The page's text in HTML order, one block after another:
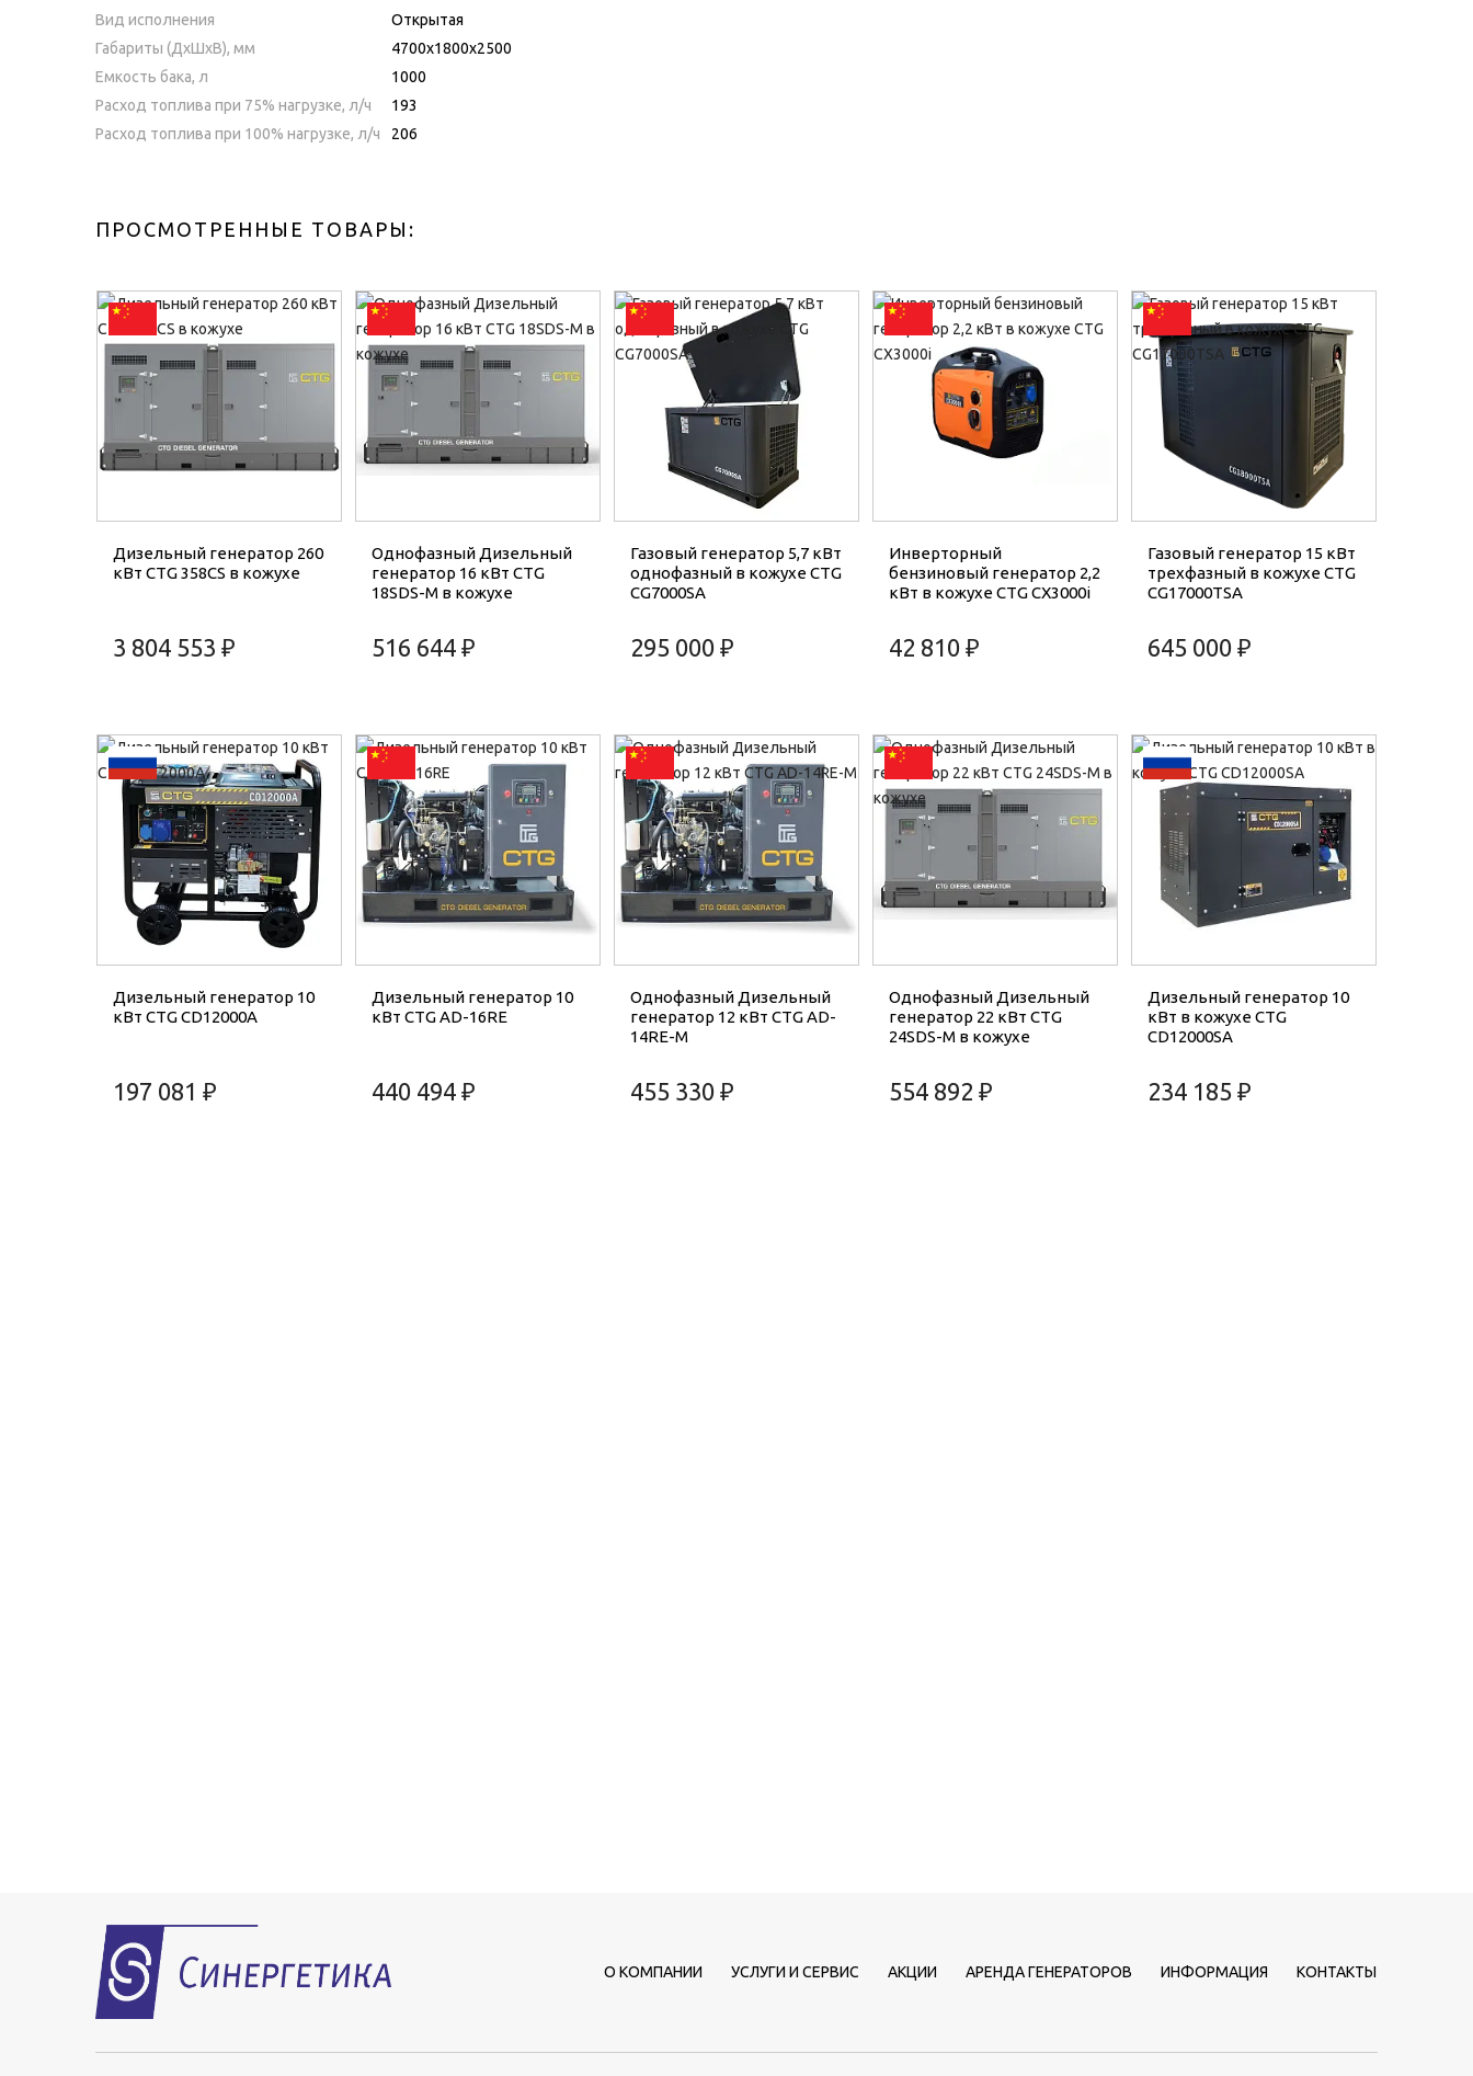
Вид исполнения
Открытая
Габариты (ДхШхВ), мм
4700х1800x2500
Емкость бака, л
1000
Расход топлива при 75% нагрузке, л/ч
193
Расход топлива при 100% нагрузке, л/ч
206
ПРОСМОТРЕННЫЕ ТОВАРЫ:
Дизельный генератор 260
кВт CTG 358CS в кожухе
3 804 553 ₽
Однофазный Дизельный
генератор 16 кВт CTG
18SDS-M в кожухе
516 644 ₽
Газовый генератор 5,7 кВт
однофазный в кожухе CTG
CG7000SA
295 000 ₽
Инверторный
бензиновый генератор 2,2
кВт в кожухе CTG CX3000i
42 810 ₽
Газовый генератор 15 кВт
трехфазный в кожухе CTG
CG17000TSA
645 000 ₽
Дизельный генератор 10
кВт CTG CD12000A
197 081 ₽
Дизельный генератор 10
кВт CTG AD-16RE
440 494 ₽
Однофазный Дизельный
генератор 12 кВт CTG AD-
14RE-M
455 330 ₽
Однофазный Дизельный
генератор 22 кВт CTG
24SDS-M в кожухе
554 892 ₽
Дизельный генератор 10
кВт в кожухе CTG
CD12000SA
234 185 ₽
О КОМПАНИИ УСЛУГИ И СЕРВИС АКЦИИ АРЕНДА ГЕНЕРАТОРОВ ИНФОРМАЦИЯ КОНТАКТЫ